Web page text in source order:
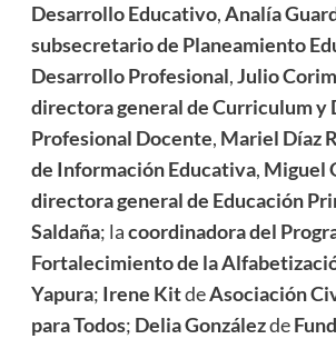
Desarrollo Educativo,Analía
subsecretario de Planeamiento
Desarrollo Profesional,Julio
directora general de Curriculum y
Profesional Docente, Mariel Díaz
de Información Educativa, Miguel
directora general de Educación
Saldaña; lacoordinadora del
Fortalecimiento de la
Yapura; Irene KitdeAsociación
para Todos; Delia Gonzálezde